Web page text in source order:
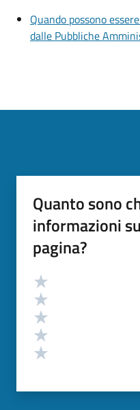
Quando possono
dalle Pubbliche
Quanto sono
informazioni
pagina?
Valutazione